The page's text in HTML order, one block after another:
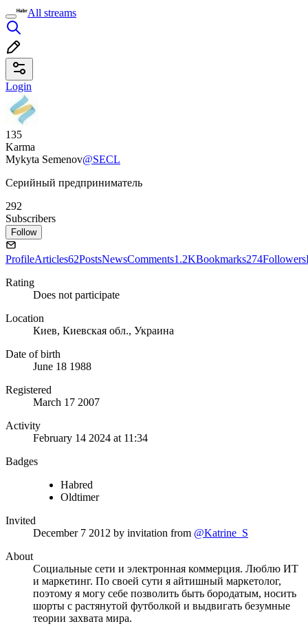
All streams
Login
135
Karma
Mykyta Semenov@SECL
Серийный предприниматель
292
Subscribers
Follow
ProfileArticles62PostsNewsComments1.2KBookmarks274Followers
Rating
Does not participate
Location
Киев, Киевская обл., Украина
Date of birth
June 18 1988
Registered
March 17 2007
Activity
February 14 2024 at 11:34
Badges
Habred
Oldtimer
Invited
December 7 2012 by invitation from @Katrine_S
About
Социальные сети и электронная коммерция. Люблю ИТ
и маркетинг. По своей сути я айтишный маркетолог,
поэтому я могу себе позволить быть бородатым, носить
шорты с растянутой футболкой и выдвигать безумные
теории захвата мира.